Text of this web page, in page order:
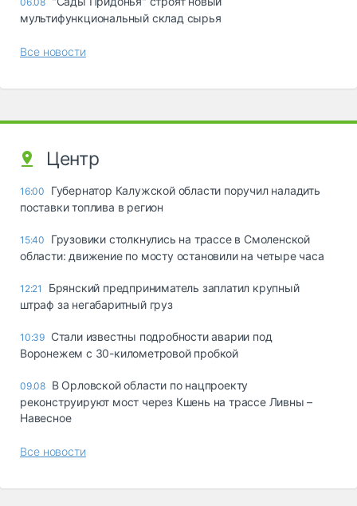
мультифункциональный склад сырья
Все новости
Центр
16:00
Губернатор Калужской области поручил наладить
поставки топлива в регион
15:40
Грузовики столкнулись на трассе в Смоленской
области: движение по мосту остановили на четыре часа
12:21
Брянский предприниматель заплатил крупный
штраф за негабаритный груз
10:39 Стали известны подробности аварии под
Воронежем с 30-километровой пробкой
09.08 В Орловской области по нацпроекту
реконструируют мост через Кшень на трассе Ливны –
Навесное
Все новости